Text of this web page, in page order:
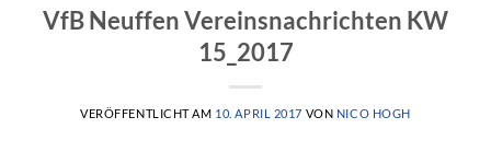
VfB Neuffen Vereinsnachrichten KW
15_2017
VERÖFFENTLICHT AM 10. APRIL 2017 VON NICO HOGH